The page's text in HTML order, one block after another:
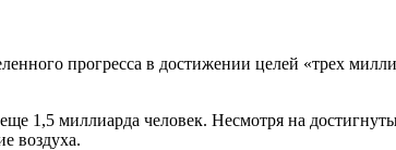
прогресса в достижении целей «трех
1,5 миллиарда человек. Несмотря на
воздуха.